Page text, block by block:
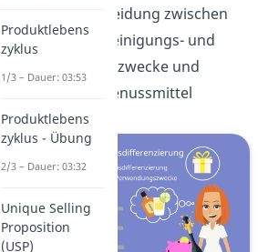
Die Unterscheidung zwischen
Alkohol für Reinigungs- und
Desinfektionszwecke und
Alkohol als Genussmittel
Produktlebens
zyklus
1/3 – Dauer: 03:53
Produktlebens
zyklus - Übung
2/3 – Dauer: 03:32
Unique Selling
Proposition
(USP)